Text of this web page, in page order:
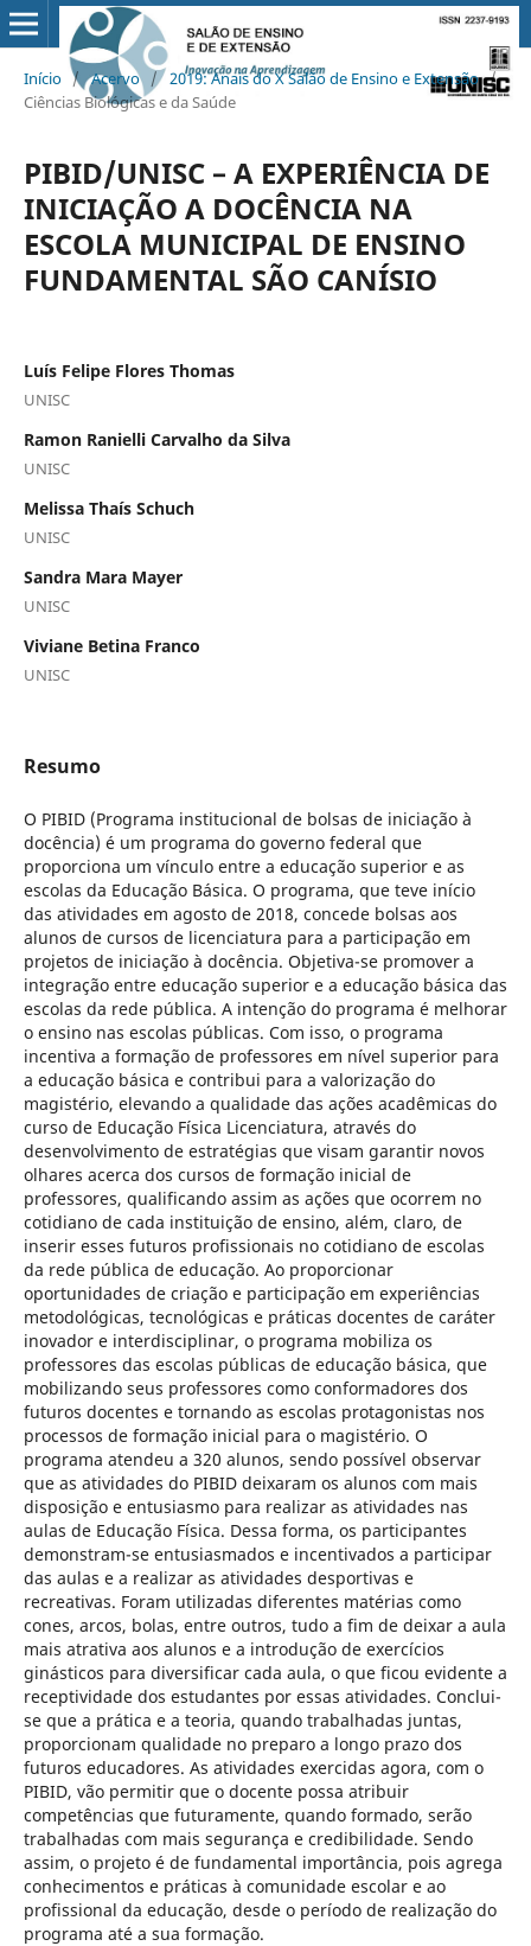
Início / Acervo / 2019: Anais do X Salão de Ensino e Extensão /
Ciências Biológicas e da Saúde
PIBID/UNISC – A EXPERIÊNCIA DE
INICIAÇÃO A DOCÊNCIA NA
ESCOLA MUNICIPAL DE ENSINO
FUNDAMENTAL SÃO CANÍSIO
Luís Felipe Flores Thomas
UNISC
Ramon Ranielli Carvalho da Silva
UNISC
Melissa Thaís Schuch
UNISC
Sandra Mara Mayer
UNISC
Viviane Betina Franco
UNISC
Resumo
O PIBID (Programa institucional de bolsas de iniciação à
docência) é um programa do governo federal que
proporciona um vínculo entre a educação superior e as
escolas da Educação Básica. O programa, que teve início
das atividades em agosto de 2018, concede bolsas aos
alunos de cursos de licenciatura para a participação em
projetos de iniciação à docência. Objetiva-se promover a
integração entre educação superior e a educação básica das
escolas da rede pública. A intenção do programa é melhorar
o ensino nas escolas públicas. Com isso, o programa
incentiva a formação de professores em nível superior para
a educação básica e contribui para a valorização do
magistério, elevando a qualidade das ações acadêmicas do
curso de Educação Física Licenciatura, através do
desenvolvimento de estratégias que visam garantir novos
olhares acerca dos cursos de formação inicial de
professores, qualificando assim as ações que ocorrem no
cotidiano de cada instituição de ensino, além, claro, de
inserir esses futuros profissionais no cotidiano de escolas
da rede pública de educação. Ao proporcionar
oportunidades de criação e participação em experiências
metodológicas, tecnológicas e práticas docentes de caráter
inovador e interdisciplinar, o programa mobiliza os
professores das escolas públicas de educação básica, que
mobilizando seus professores como conformadores dos
futuros docentes e tornando as escolas protagonistas nos
processos de formação inicial para o magistério. O
programa atendeu a 320 alunos, sendo possível observar
que as atividades do PIBID deixaram os alunos com mais
disposição e entusiasmo para realizar as atividades nas
aulas de Educação Física. Dessa forma, os participantes
demonstram-se entusiasmados e incentivados a participar
das aulas e a realizar as atividades desportivas e
recreativas. Foram utilizadas diferentes matérias como
cones, arcos, bolas, entre outros, tudo a fim de deixar a aula
mais atrativa aos alunos e a introdução de exercícios
ginásticos para diversificar cada aula, o que ficou evidente a
receptividade dos estudantes por essas atividades. Conclui-
se que a prática e a teoria, quando trabalhadas juntas,
proporcionam qualidade no preparo a longo prazo dos
futuros educadores. As atividades exercidas agora, com o
PIBID, vão permitir que o docente possa atribuir
competências que futuramente, quando formado, serão
trabalhadas com mais segurança e credibilidade. Sendo
assim, o projeto é de fundamental importância, pois agrega
conhecimentos e práticas à comunidade escolar e ao
profissional da educação, desde o período de realização do
programa até a sua formação.